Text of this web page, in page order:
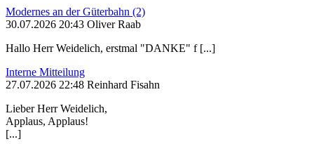
Modernes an der Güterbahn (2)
30.07.2026 20:43 Oliver Raab
Hallo Herr Weidelich, erstmal "DANKE" f [...]
Interne Mitteilung
27.07.2026 22:48 Reinhard Fisahn
Lieber Herr Weidelich,
Applaus, Applaus!
[...]